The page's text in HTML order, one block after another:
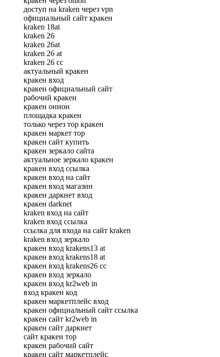
доступ на kraken через vpn
официальный сайт кракен
kraken 18at
kraken 26
kraken 26at
kraken 26 at
kraken 26 сс
актуальный кракен
кракен вход
кракен официальный сайт
рабочий кракен
кракен онион
площадка кракен
только через тор кракен
кракен маркет тор
кракен сайт купить
кракен зеркало сайта
актуальное зеркало кракен
кракен вход ссылка
кракен вход на сайт
кракен вход магазин
кракен даркнет вход
кракен darknet
kraken вход на сайт
kraken вход ссылка
ссылка для входа на сайт kraken
kraken вход зеркало
кракен вход krakens13 at
кракен вход krakens18 at
кракен вход krakens26 сс
кракен вход зеркало
кракен вход kr2web in
вход кракен код
кракен маркетплейс вход
кракен официальный сайт ссылка
кракен сайт kr2web in
кракен сайт даркнет
сайт кракен тор
кракен рабочий сайт
кракен сайт маркетплейс